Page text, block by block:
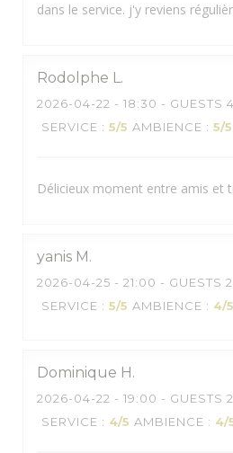
dans le service. j'y reviens
Rodolphe L
2026-04-22 - 18:30 - GUESTS 4
SERVICE : 5/5 AMBIENCE : 5/5
Délicieux moment entre amis et
yanis M
2026-04-25 - 21:00 - GUESTS 2
SERVICE : 5/5 AMBIENCE : 4/5
Dominique H
2026-04-22 - 19:00 - GUESTS 2
SERVICE : 4/5 AMBIENCE : 4/